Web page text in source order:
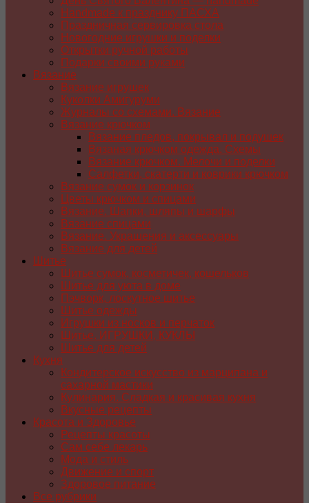
Handmade к празднику ПАСХA
Праздничная сервировка стола
Новогодние игрушки и поделки
Открытки ручной работы
Подарки своими руками
Вязание
Вязание игрушек
Куколки Амигуруми
Журналы со схемами. Вязание
Вязание крючком
Вязание пледов, покрывал и подушек
Вязаная крючком одежда. Схемы
Вязание крючком. Мелочи и поделки
Салфетки, скатерти и коврики крючком
Вязание сумок и корзинок
Цветы крючком и спицами
Вязание. Шапки, шляпы и шарфы
Вязание спицами
Вязание. Украшения и аксессуары
Вязание для детей
Шитье
Шитье сумок, косметичек, кошельков
Шитье для уюта в доме
Пэчворк, лоскутное шитье
Шитье одежды
Игрушки из носков и перчаток
Шитье. ИГРУШКИ, КУКЛЫ
Шитье для детей
Кухня
Кондитерское искусство из марципана и
сахарной мастики
Кулинария. Сладкая и красивая кухня
Вкусные рецепты
Красота и Здоровье
Рецепты красоты
Сам себе лекарь
Мода и стиль
Движение и спорт
Здоровое питание
Все рубрики